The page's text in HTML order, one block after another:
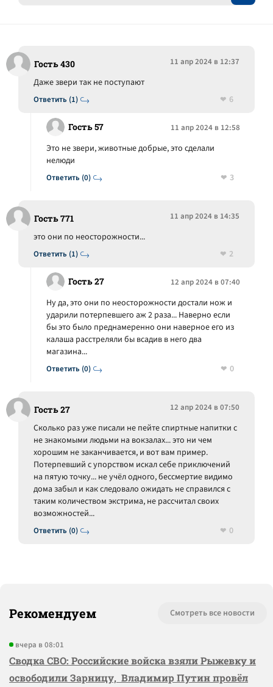
Гость 430 11 апр 2024 в 12:37
Ответить (1)
Даже звери так не поступают
6
Гость 57 11 апр 2024 в 12:58
Ответить (0)
Это не звери, животные добрые, это сделали
нелюди
3
Гость 771 11 апр 2024 в 14:35
Ответить (1)
это они по неосторожности...
2
Гость 27 12 апр 2024 в 07:40
Ответить (0)
Ну да, это они по неосторожности достали нож и
ударили потерпевшего аж 2 раза... Наверно если
бы это было преднамеренно они наверное его из
калаша расстреляли бы всадив в него два
магазина...
0
Гость 27 12 апр 2024 в 07:50
Ответить (0)
Сколько раз уже писали не пейте спиртные напитки с
не знакомыми людьми на вокзалах... это ни чем
хорошим не заканчивается, и вот вам пример.
Потерпевший с упорством искал себе приключений
на пятую точку... не учёл одного, бессмертие видимо
дома забыл и как следовало ожидать не справился с
таким количеством экстрима, не рассчитал своих
возможностей...
0
Рекомендуем Смотреть все новости
вчера в 08:01
Сводка СВО: Российские войска взяли Рыжевку и
освободили Зарницу, Владимир Путин провёл